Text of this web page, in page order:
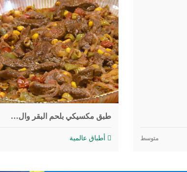
متوسط
طبق مكسيكي بلحم البقر وال…
أطباق عالمية